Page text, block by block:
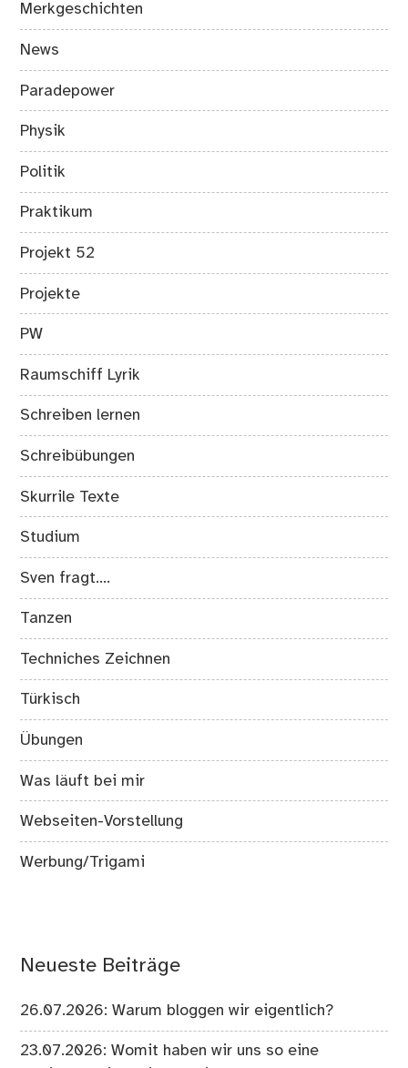
Merkgeschichten
News
Paradepower
Physik
Politik
Praktikum
Projekt 52
Projekte
PW
Raumschiff Lyrik
Schreiben lernen
Schreibübungen
Skurrile Texte
Studium
Sven fragt….
Tanzen
Techniches Zeichnen
Türkisch
Übungen
Was läuft bei mir
Webseiten-Vorstellung
Werbung/Trigami
Neueste Beiträge
26.07.2026: Warum bloggen wir eigentlich?
23.07.2026: Womit haben wir uns so eine